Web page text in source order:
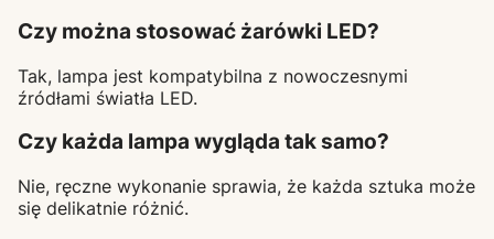
Czy można stosować żarówki LED?
Tak, lampa jest kompatybilna z nowoczesnymi
źródłami światła LED.
Czy każda lampa wygląda tak samo?
Nie, ręczne wykonanie sprawia, że każda sztuka może
się delikatnie różnić.